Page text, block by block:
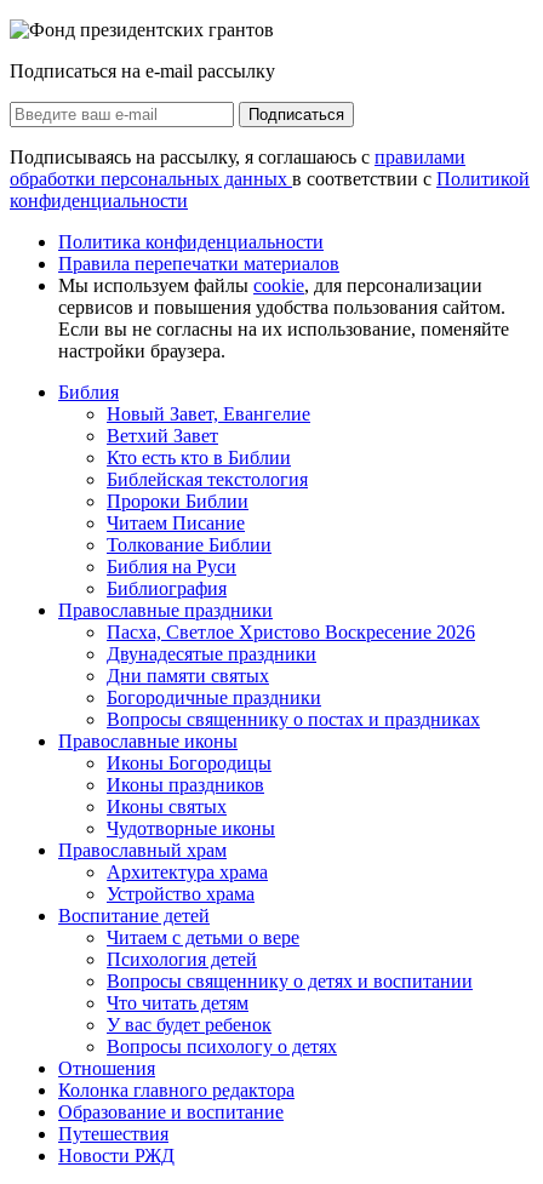
Подписаться на e-mail рассылку
Подписаться
Подписываясь на рассылку, я соглашаюсь с правилами
обработки персональных данных в соответствии с Политикой
конфиденциальности
Политика конфиденциальности
Правила перепечатки материалов
Мы используем файлы cookie, для персонализации
сервисов и повышения удобства пользования сайтом.
Если вы не согласны на их использование, поменяйте
настройки браузера.
Библия
Новый Завет, Евангелие
Ветхий Завет
Кто есть кто в Библии
Библейская текстология
Пророки Библии
Читаем Писание
Толкование Библии
Библия на Руси
Библиография
Православные праздники
Пасха, Светлое Христово Воскресение 2026
Двунадесятые праздники
Дни памяти святых
Богородичные праздники
Вопросы священнику о постах и праздниках
Православные иконы
Иконы Богородицы
Иконы праздников
Иконы святых
Чудотворные иконы
Православный храм
Архитектура храма
Устройство храма
Воспитание детей
Читаем с детьми о вере
Психология детей
Вопросы священнику о детях и воспитании
Что читать детям
У вас будет ребенок
Вопросы психологу о детях
Отношения
Колонка главного редактора
Образование и воспитание
Путешествия
Новости РЖД